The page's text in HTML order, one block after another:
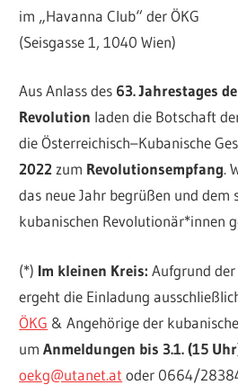
im „Havanna Club“ der ÖKG
(Seisgasse 1, 1040 Wien)
Aus Anlass des 63. Jahrestages
Revolution laden die Botschaft
die Österreichisch–Kubanische
2022 zum Revolutionsempfang.
das neue Jahr begrüßen und dem
kubanischen Revolutionär*innen
(*) Im kleinen Kreis: Aufgrund
ergeht die Einladung
ÖKG & Angehörige der
umAnmeldungen bis 3.1. (15
oekg@utanet.at oder 0664/